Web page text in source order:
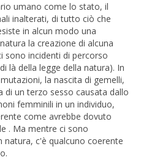
umano come lo stato, il
inalterati, di tutto ciò che
in alcun modo una
la creazione di alcuna
sono incidenti di percorso
là della legge della natura). In
la nascita di gemelli,
di un terzo sesso causata dallo
femminili in un individuo,
come avrebbe dovuto
. Ma mentre ci sono
c'è qualcuno coerente